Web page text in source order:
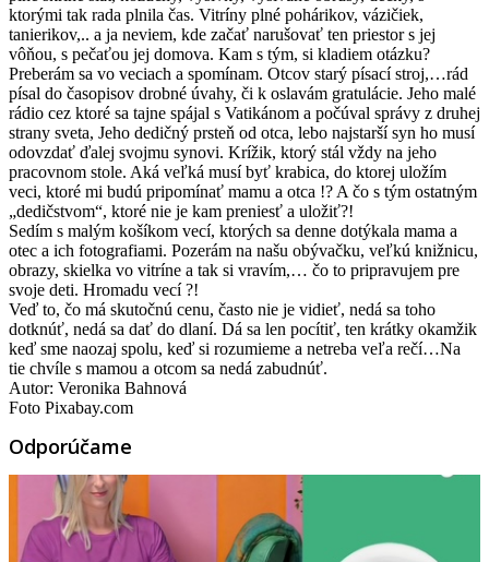
ktorými tak rada plnila čas. Vitríny plné pohárikov, vázičiek,
tanierikov,.. a ja neviem, kde začať narušovať ten priestor s jej
vôňou, s pečaťou jej domova. Kam s tým, si kladiem otázku?
Preberám sa vo veciach a spomínam. Otcov starý písací stroj,…rád
písal do časopisov drobné úvahy, či k oslavám gratulácie. Jeho malé
rádio cez ktoré sa tajne spájal s Vatikánom a počúval správy z druhej
strany sveta, Jeho dedičný prsteň od otca, lebo najstarší syn ho musí
odovzdať ďalej svojmu synovi. Krížik, ktorý stál vždy na jeho
pracovnom stole. Aká veľká musí byť krabica, do ktorej uložím
veci, ktoré mi budú pripomínať mamu a otca !? A čo s tým ostatným
„dedičstvom“, ktoré nie je kam preniesť a uložiť?!
Sedím s malým košíkom vecí, ktorých sa denne dotýkala mama a
otec a ich fotografiami. Pozerám na našu obývačku, veľkú knižnicu,
obrazy, skielka vo vitríne a tak si vravím,… čo to pripravujem pre
svoje deti. Hromadu vecí ?!
Veď to, čo má skutočnú cenu, často nie je vidieť, nedá sa toho
dotknúť, nedá sa dať do dlaní. Dá sa len pocítiť, ten krátky okamžik
keď sme naozaj spolu, keď si rozumieme a netreba veľa rečí…Na
tie chvíle s mamou a otcom sa nedá zabudnúť.
Autor: Veronika Bahnová
Foto Pixabay.com
Odporúčame